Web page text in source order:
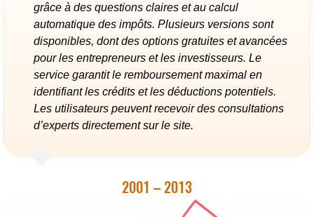
grâce à des questions claires et au calcul
automatique des impôts. Plusieurs versions sont
disponibles, dont des options gratuites et avancées
pour les entrepreneurs et les investisseurs. Le
service garantit le remboursement maximal en
identifiant les crédits et les déductions potentiels.
Les utilisateurs peuvent recevoir des consultations
d’experts directement sur le site.
2001 – 2013